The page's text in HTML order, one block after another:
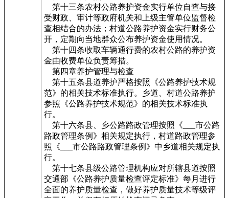
第十三条农村公路养护资金实行单位自查与接
受财政、审计等政府机关和上级主管单位监督检
查相结合的办法；村道公路养护资金实行财务公
开，定期向当地群众公布养护资金使用情况。
第十四条收取车辆通行费的农村公路的养护资
金由收费单位负责筹措。
第四章养护管理与检查
第十五条县道养护严格按照《公路养护技术规
范》的相关技术标准执行。乡道、村道公路养护
参照《公路养护技术规范》的相关技术标准执
行。
第十六条县、乡公路路政管理按照《___市公路
路政管理条例》相关规定执行，村道路政管理参
照《___市公路路政管理条例》中乡道相关规定执
行。
第十七条县级公路管理机构应对所辖县道按照
交通部《公路养护质量检查评定标准》每月进行
全面的养护质量检查，做好养护质量技术等级评